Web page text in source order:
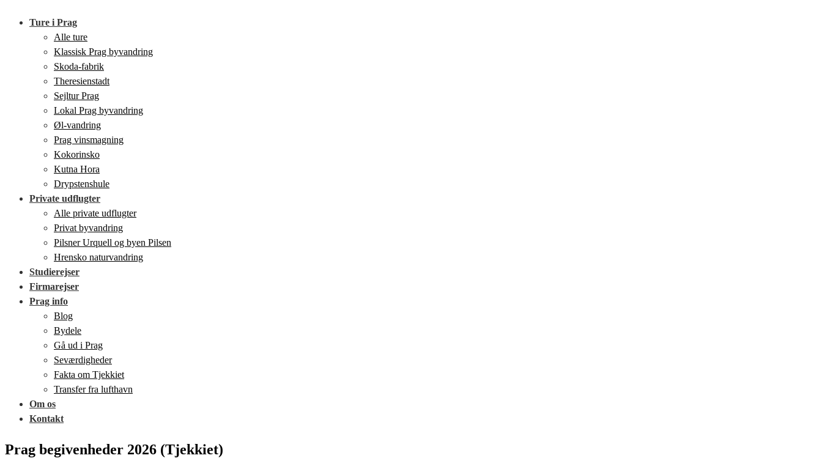
Ture i Prag
Alle ture
Klassisk Prag byvandring
Skoda-fabrik
Theresienstadt
Sejltur Prag
Lokal Prag byvandring
Øl-vandring
Prag vinsmagning
Kokorinsko
Kutna Hora
Drypstenshule
Private udflugter
Alle private udflugter
Privat byvandring
Pilsner Urquell og byen Pilsen
Hrensko naturvandring
Studierejser
Firmarejser
Prag info
Blog
Bydele
Gå ud i Prag
Seværdigheder
Fakta om Tjekkiet
Transfer fra lufthavn
Om os
Kontakt
Prag begivenheder 2026 (Tjekkiet)